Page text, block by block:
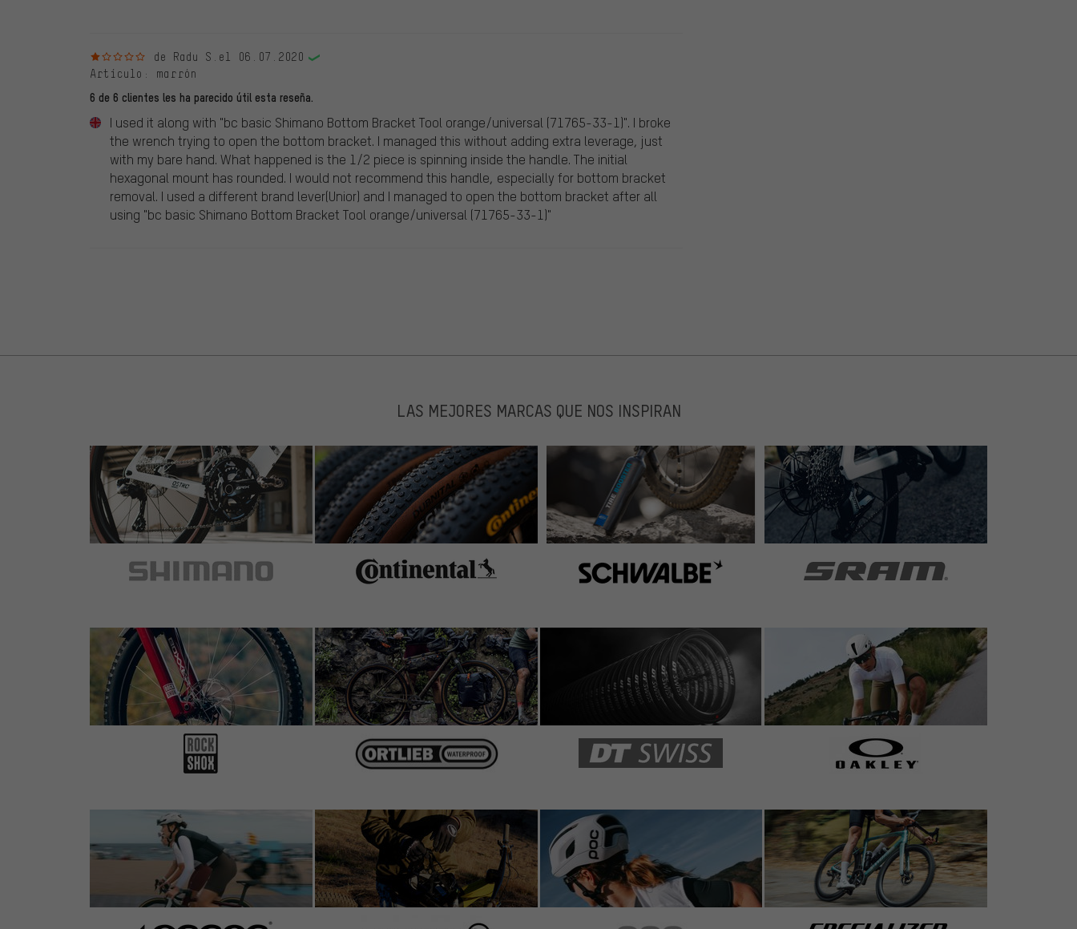
1 de 5 estrellas
de Radu S. el 06.07.2020
Artículo : marrón
6 de 6 clientes les ha parecido útil esta reseña.
I used it along with "bc basic Shimano Bottom Bracket Tool orange/universal (71765-33-1)". I broke
the wrench trying to open the bottom bracket. I managed this without adding extra leverage, just
with my bare hand. What happened is the 1/2 piece is spinning inside the handle. The initial
hexagonal mount has rounded. I would not recommend this handle, especially for bottom bracket
removal. I used a different brand lever(Unior) and I managed to open the bottom bracket after all
using "bc basic Shimano Bottom Bracket Tool orange/universal (71765-33-1)"
LAS MEJORES MARCAS QUE NOS INSPIRAN